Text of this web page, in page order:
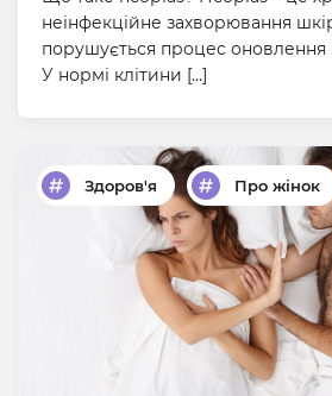
неінфекційне захворювання
порушується процес оновлення
У нормі клітини […]
Здоров'я Про жінок